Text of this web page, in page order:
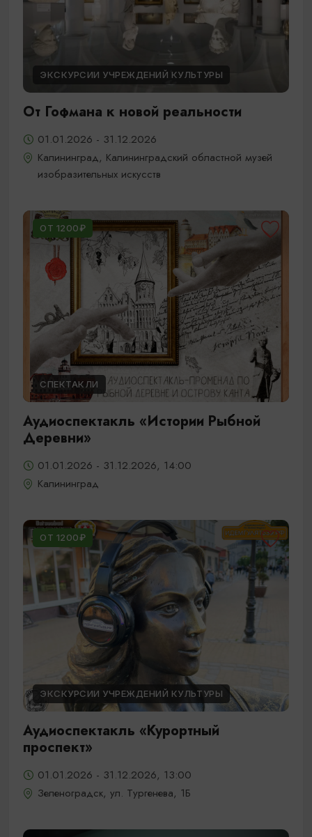
ЭКСКУРСИИ УЧРЕЖДЕНИЙ КУЛЬТУРЫ
От Гофмана к новой реальности
01.01.2026 - 31.12.2026
Калининград, Калининградский областной музей
изобразительных искусств
ОТ 1200₽
СПЕКТАКЛИ
Аудиоспектакль «Истории Рыбной
Деревни»
01.01.2026 - 31.12.2026, 14:00
Калининград
ОТ 1200₽
ЭКСКУРСИИ УЧРЕЖДЕНИЙ КУЛЬТУРЫ
Аудиоспектакль «Курортный
проспект»
01.01.2026 - 31.12.2026, 13:00
Зеленоградск, ул. Тургенева, 1Б